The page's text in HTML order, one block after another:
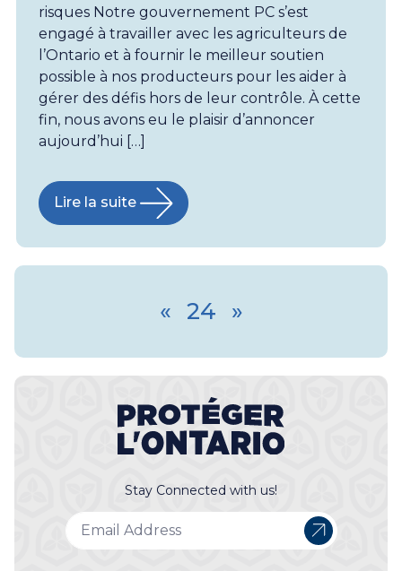
risques Notre gouvernement PC s’est
engagé à travailler avec les agriculteurs de
l’Ontario et à fournir le meilleur soutien
possible à nos producteurs pour les aider à
gérer des défis hors de leur contrôle. À cette
fin, nous avons eu le plaisir d’annoncer
aujourd’hui […]
Lire la suite
« 24 »
Stay Connected with us!